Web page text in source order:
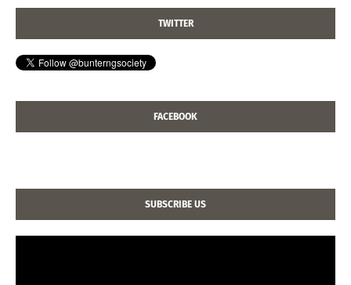
TWITTER
FACEBOOK
SUBSCRIBE US